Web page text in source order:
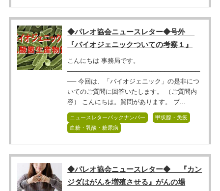
◆パレオ協会ニュースレター◆号外
『バイオジェニックついての考察１』
こんにちは 事務局です。
──────────────────────────────
── 今回は、「バイオジェニック」の是非につ
いてのご質問に回答いたします。 （ご質問内
容） こんにちは。質問があります。 プ...
ニュースレターバックナンバー
甲状腺・免疫
血糖・乳酸・糖尿病
◆パレオ協会ニュースレター◆ 『カン
ジダはがんを増殖させる』がんの場